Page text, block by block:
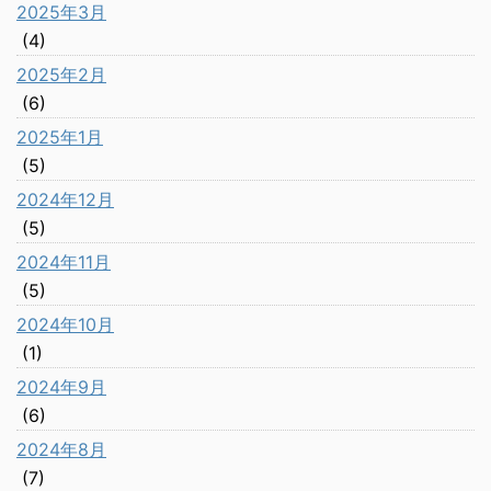
2025年3月
(4)
2025年2月
(6)
2025年1月
(5)
2024年12月
(5)
2024年11月
(5)
2024年10月
(1)
2024年9月
(6)
2024年8月
(7)